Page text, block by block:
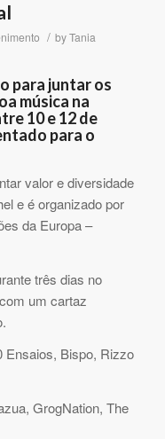
/ byTania
para juntar os
música na
10 e 12 de
para o
valor e diversidade
e é organizado por
da Europa –
três dias no
um cartaz
Ensaios, Bispo, Rizzo
GrogNation, The